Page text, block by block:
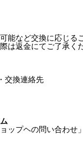
能など交換に応じる
は返金にてご了承く
交換連絡先
ップヘの問い合わせ